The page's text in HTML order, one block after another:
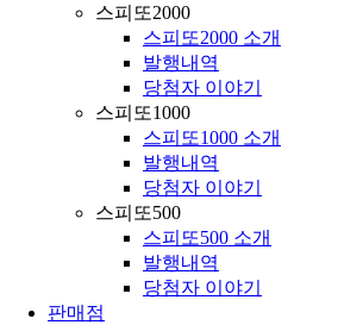
스피또2000
스피또2000 소개
발행내역
당첨자 이야기
스피또1000
스피또1000 소개
발행내역
당첨자 이야기
스피또500
스피또500 소개
발행내역
당첨자 이야기
판매점